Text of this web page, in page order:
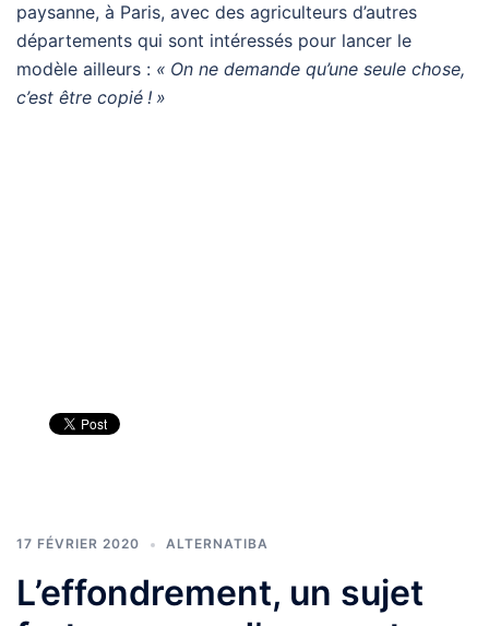
paysanne, à Paris, avec des agriculteurs d’autres
départements qui sont intéressés pour lancer le
modèle ailleurs : « On ne demande qu’une seule chose,
c’est être copié ! »
17 FÉVRIER 2020 ALTERNATIBA
L’effondrement, un sujet